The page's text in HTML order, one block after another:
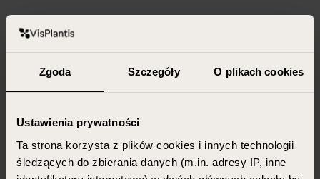
Zgoda Szczegóły O plikach cookies
Ustawienia prywatności
Ta strona korzysta z plików cookies i innych technologii
śledzących do zbierania danych (m.in. adresy IP, inne